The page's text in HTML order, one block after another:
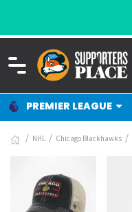
PREMIER LEAGUE
NHL Chicago Blackhawks